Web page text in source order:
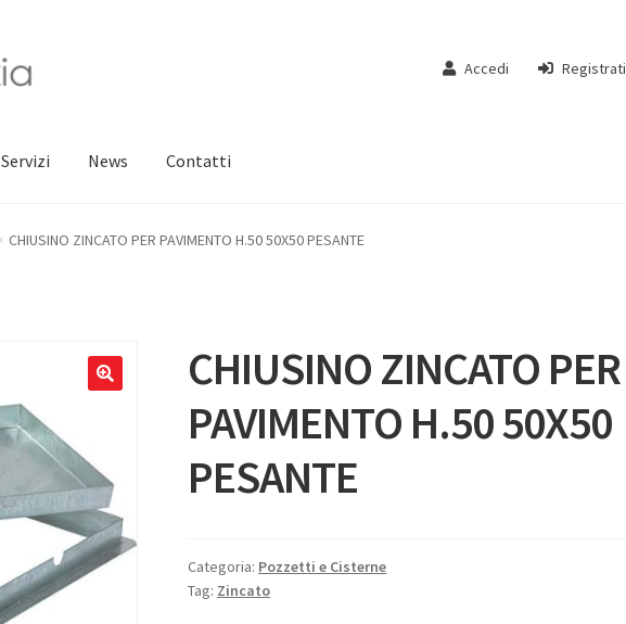
Accedi Registrati
Servizi News Contatti
CHIUSINO ZINCATO PER PAVIMENTO H.50 50X50 PESANTE
CHIUSINO ZINCATO PER
PAVIMENTO H.50 50X50
PESANTE
Categoria: Pozzetti e Cisterne
Tag: Zincato